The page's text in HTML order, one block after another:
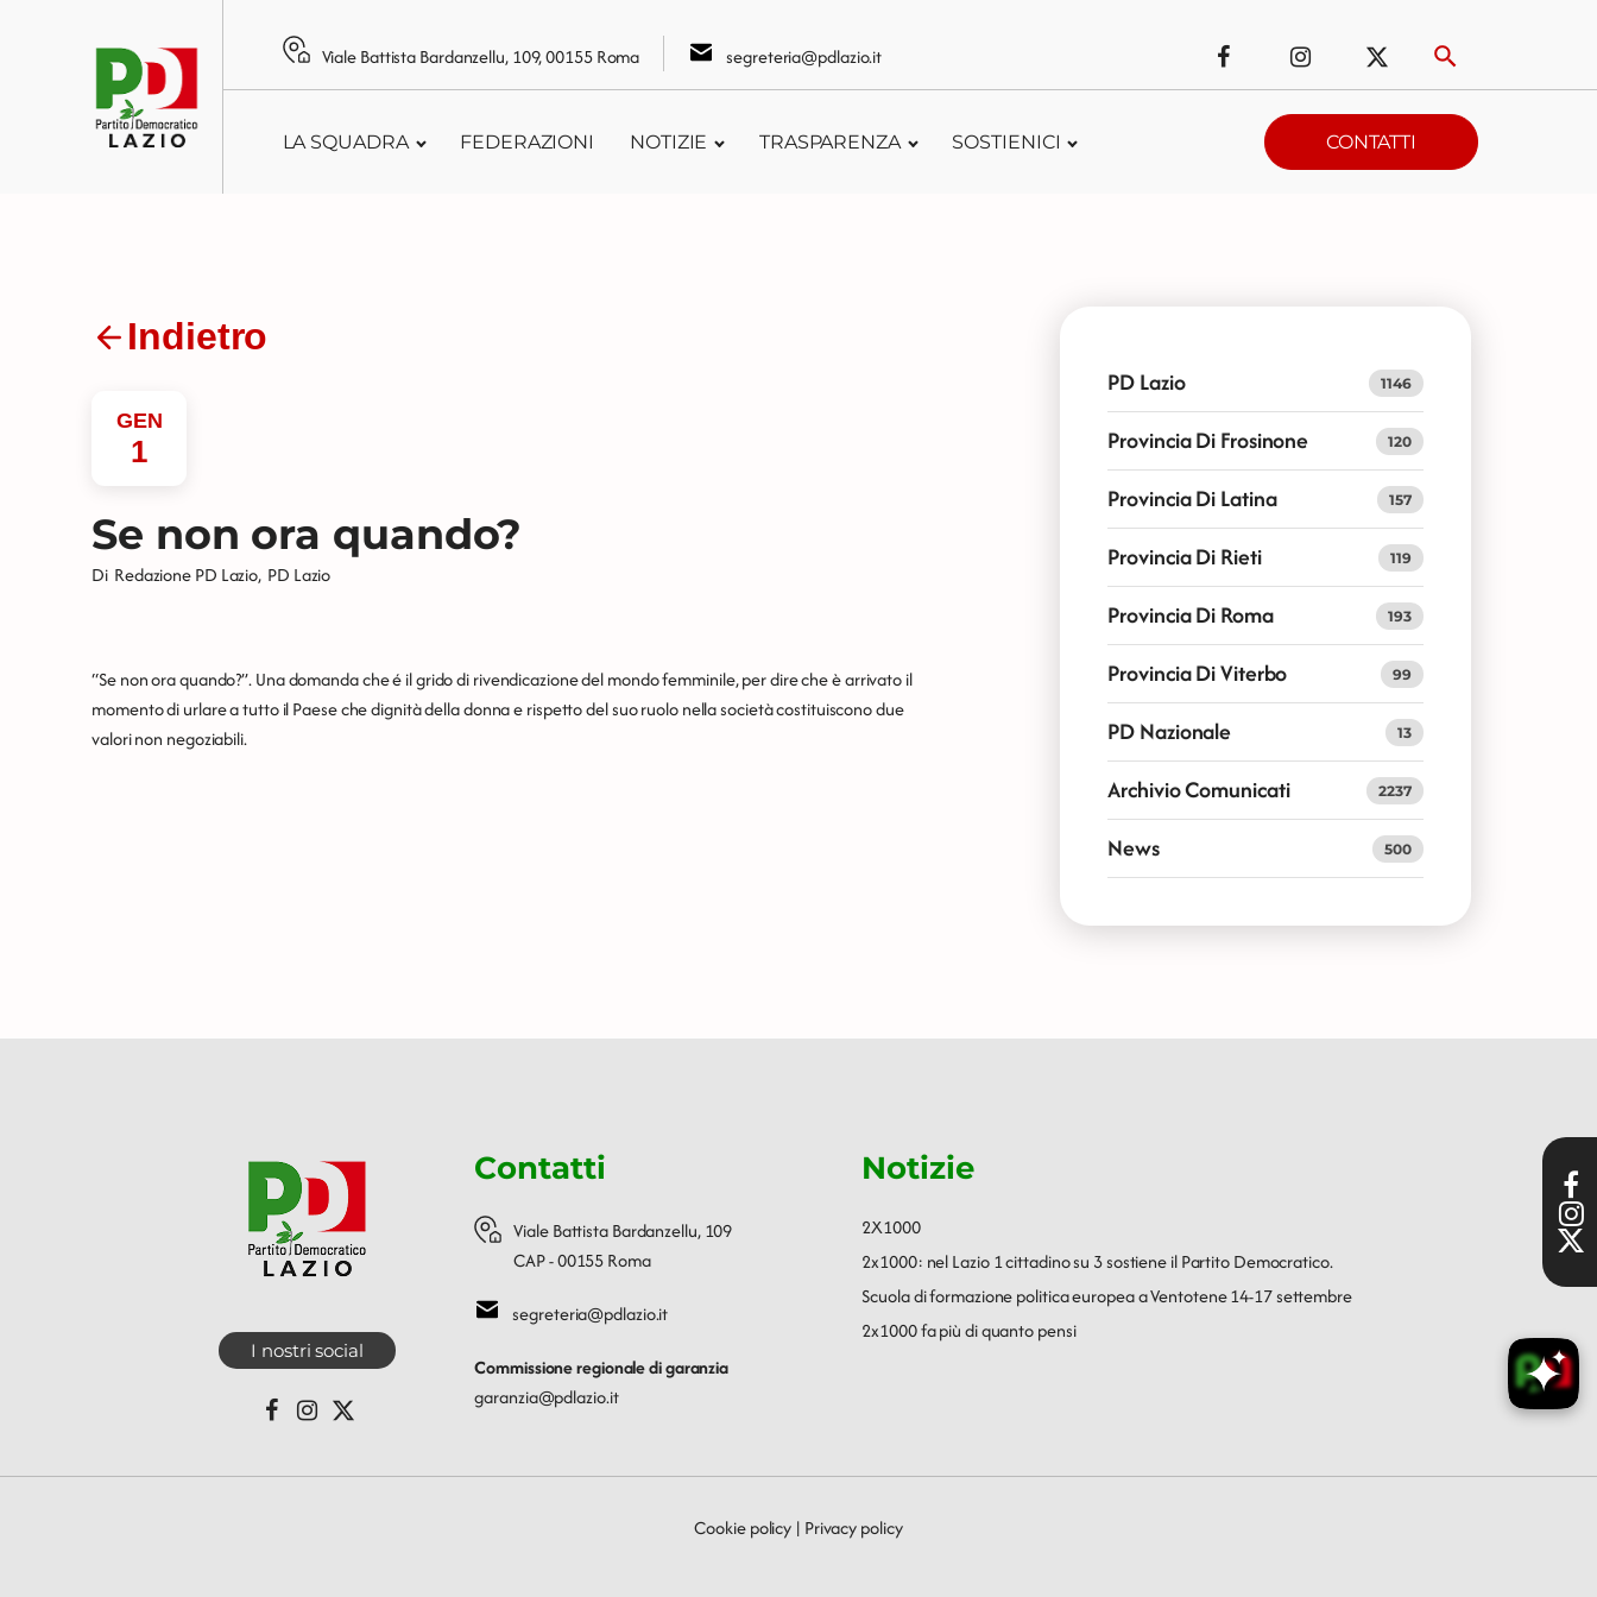
Viale Battista Bardanzellu, 109, 00155 Roma segreteria@pdlazio.it
LA SQUADRA FEDERAZIONI NOTIZIE TRASPARENZA SOSTIENICI CONTATTI
Indietro
GEN
1
Se non ora quando?
Di Redazione PD Lazio, PD Lazio
“Se non ora quando?”. Una domanda che é il grido di rivendicazione del mondo femminile, per dire che è arrivato il
momento di urlare a tutto il Paese che dignità della donna e rispetto del suo ruolo nella società costituiscono due
valori non negoziabili.
PD Lazio 1146
Provincia Di Frosinone 120
Provincia Di Latina 157
Provincia Di Rieti 119
Provincia Di Roma 193
Provincia Di Viterbo 99
PD Nazionale 13
Archivio Comunicati 2237
News 500
I nostri social
Contatti
Viale Battista Bardanzellu, 109
CAP - 00155 Roma
segreteria@pdlazio.it
Commissione regionale di garanzia
garanzia@pdlazio.it
Notizie
2X1000
2x1000: nel Lazio 1 cittadino su 3 sostiene il Partito Democratico.
Scuola di formazione politica europea a Ventotene 14-17 settembre
2x1000 fa più di quanto pensi
Cookie policy | Privacy policy